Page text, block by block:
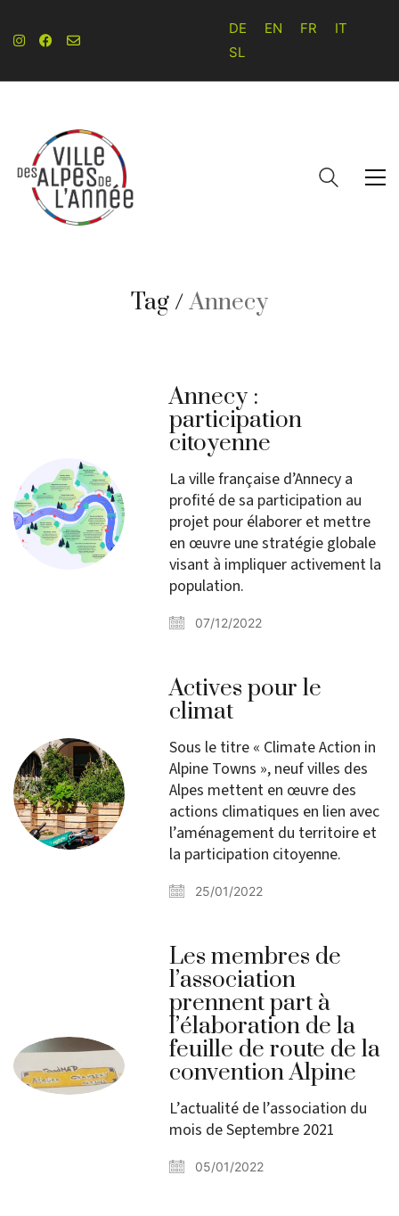
DE EN FR
IT
SL
Tag /Annecy
Annecy :
participation
citoyenne
La ville française d’Annecy a
profité de sa participation au
projet pour élaborer et mettre
en œuvre une stratégie globale
visant à impliquer activement la
population.
07/12/2022
Actives pour le
climat
Sous le titre « Climate Action in
Alpine Towns », neuf villes des
Alpes mettent en œuvre des
actions climatiques en lien avec
l’aménagement du territoire et
la participation citoyenne.
25/01/2022
Les membres de
l’association
prennent part à
l’élaboration de la
feuille de route de la
convention Alpine
L’actualité de l’association du
mois de Septembre 2021
05/01/2022